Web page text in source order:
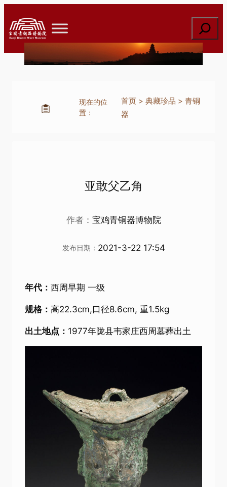
至
内
索
现在的位
置：
首页> 典藏珍品 > 青铜
器
亚敢父乙角
作者： 宝鸡青铜器博物院
发布日期： 2021-3-22 17:54
年代： 西周早期 一级
规格： 高22.3cm,口径8.6cm, 重1.5kg
出土地点： 1977年陇县韦家庄西周墓葬出土